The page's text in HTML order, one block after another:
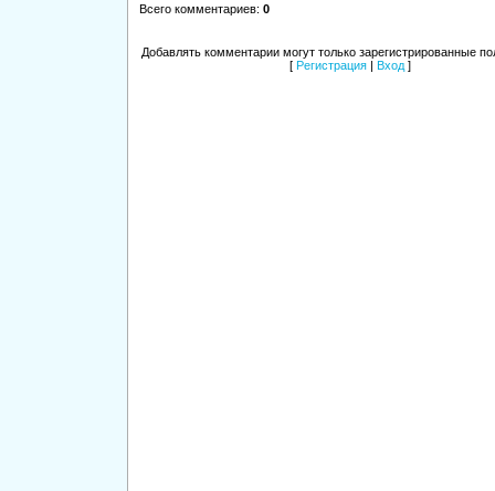
Всего комментариев: 0
Добавлять комментарии могут только зарегистрированные
[ Регистрация Вход ]